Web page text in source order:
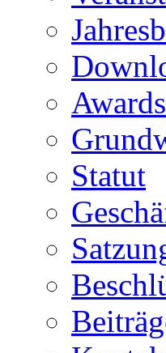
Awards
Statut